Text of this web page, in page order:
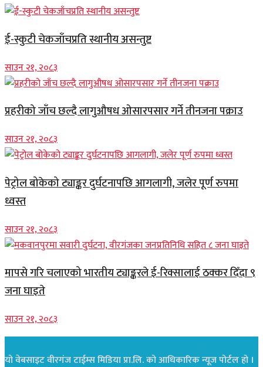
ई-स्कुटी चेकजाँचप्रति स्थानीय असन्तुष्ट
साउन २१, २०८३
प्रहरीको जाँच छल्दै लागुऔषध ओसारपसार गर्ने तीनजना पक्राउ
साउन २१, २०८३
पेट्रोल बोकेको ट्याङ्कर दुर्घटनापछि आगलागी, जलेर पूर्ण रुपमा
ध्वस्त
साउन २१, २०८३
मापसे गरि चलाएको भारतीय ट्याङ्करले ई-रिक्सालाई ठक्कर दिँदा ९
जना घाइते
साउन २१, २०८३
यो वेबसाइट वीरगंज टाईम्स मिडिया प्रा.लि. को आधिकारिक न्यूज पोर्टल हो ।